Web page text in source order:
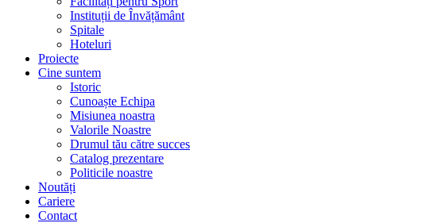
Instituții de Învățământ
Spitale
Hoteluri
Proiecte
Cine suntem
Istoric
Cunoaște Echipa
Misiunea noastra
Valorile Noastre
Drumul tău către succes
Catalog prezentare
Politicile noastre
Noutăți
Cariere
Contact